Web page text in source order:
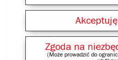
Zgoda na
(Może prowadzić do